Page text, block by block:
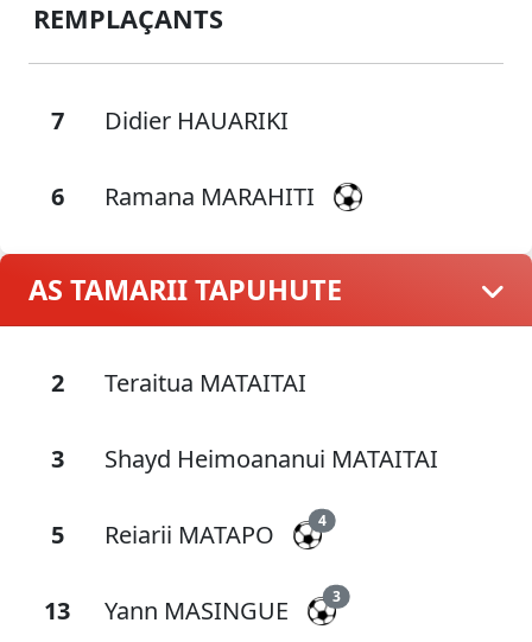
REMPLAÇANTS
7 Didier HAUARIKI
6 Ramana MARAHITI
AS TAMARII TAPUHUTE
2 Teraitua MATAITAI
3 Shayd Heimoananui MATAITAI
5 Reiarii MATAPO 4
13 Yann MASINGUE 3